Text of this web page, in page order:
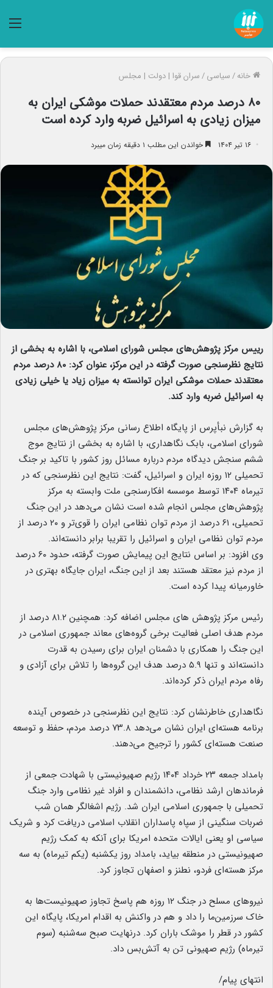
خانه/سیاسی/سران قوا | دولت | مجلس
۸۰ درصد مردم معتقدند حملات موشکی ایران به
میزان زیادی به اسرائیل ضربه وارد کرده است
۱۶ تیر ۱۴۰۴ خواندن این مطلب ۱ دقیقه زمان میبرد
رییس مرکز پژوهش‌های مجلس شورای اسلامی، با اشاره به بخشی از
نتایج نظرسنجی صورت گرفته در این مرکز، عنوان کرد: ۸۰ درصد مردم
معتقدند حملات موشکی ایران توانسته به میزان زیاد یا خیلی زیادی
به اسرائیل ضربه وارد کند.
به گزارش نبأپرس از پایگاه اطلاع رسانی مرکز پژوهش‌های مجلس
شورای اسلامی، بابک نگاهداری، با اشاره به بخشی از نتایج موج
ششم سنجش دیدگاه مردم درباره مسائل روز کشور با تاکید بر جنگ
تحمیلی ۱۲ روزه ایران و اسرائیل، گفت: نتایج این نظرسنجی که در
تیرماه ۱۴۰۴ توسط موسسه افکارسنجی ملت وابسته به مرکز
پژوهش‌های مجلس انجام شده است نشان می‌دهد در این جنگ
تحمیلی، ۶۱ درصد از مردم توان نظامی ایران را قوی‌تر و ۲۰ درصد از
مردم توان نظامی ایران و اسرائیل را تقریبا برابر دانسته‌اند.
وی افزود: بر اساس نتایج این پیمایش صورت گرفته، حدود ۶۰ درصد
از مردم نیز معتقد هستند بعد از این جنگ، ایران جایگاه بهتری در
خاورمیانه پیدا کرده است.
رئیس مرکز پژوهش های مجلس اضافه کرد: همچنین ۸۱.۲ درصد از
مردم هدف اصلی فعالیت برخی گروه‌های معاند جمهوری اسلامی در
این جنگ را همکاری با دشمنان ایران برای رسیدن به قدرت
دانسته‌اند و تنها ۵.۹ درصد هدف این گروه‌ها را تلاش برای آزادی و
رفاه مردم ایران ذکر کرده‌اند.
نگاهداری خاطرنشان کرد: نتایج این نظرسنجی در خصوص آینده
برنامه هسته‌ای ایران نشان می‌دهد ۷۳.۸ درصد مردم، حفظ و توسعه
صنعت هسته‌ای کشور را ترجیح می‌دهند.
بامداد جمعه ۲۳ خرداد ۱۴۰۴ رژیم صهیونیستی با شهادت جمعی از
فرماندهان ارشد نظامی، دانشمندان و افراد غیر نظامی وارد جنگ
تحمیلی با جمهوری اسلامی ایران شد. رژیم اشغالگر همان شب
ضربات سنگینی از سپاه پاسداران انقلاب اسلامی دریافت کرد و شریک
سیاسی او یعنی ایالات متحده امریکا برای آنکه به کمک رژیم
صهیونیستی در منطقه بیاید، بامداد روز یکشنبه (یکم تیرماه) به سه
مرکز هسته‌ای فردو، نطنز و اصفهان تجاوز کرد.
نیروهای مسلح در جنگ ۱۲ روزه هم پاسخ تجاوز صهیونیست‌ها به
خاک سرزمین‌ما را داد و هم در واکنش به اقدام امریکا، پایگاه این
کشور در قطر را موشک باران کرد. درنهایت صبح سه‌شنبه (سوم
تیرماه) رژیم صهیونی تن به آتش‌بس داد.
انتهای پیام/